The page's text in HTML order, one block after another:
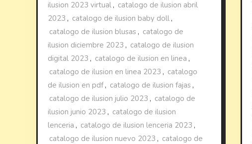
ilusion 2023 virtual , catalogo de ilusion abril
2023 , catalogo de ilusion baby doll ,
catalogo de ilusion blusas , catalogo de
ilusion diciembre 2023 , catalogo de ilusion
digital 2023 , catalogo de ilusion en linea ,
catalogo de ilusion en linea 2023 , catalogo
de ilusion en pdf, catalogo de ilusion fajas ,
catalogo de ilusion julio 2023 , catalogo de
ilusion junio 2023 , catalogo de ilusion
lenceria , catalogo de ilusion lenceria 2023 ,
catalogo de ilusion nuevo 2023 , catalogo de